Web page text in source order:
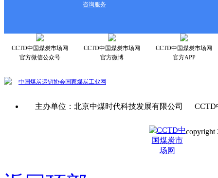
咨询服务
CCTD中国煤炭市场网
官方微信公众号
CCTD中国煤炭市场网
官方微博
CCTD中国煤炭市场网
官方APP
中国煤炭运销协会国家煤炭工业网
主办单位：北京中煤时代科技发展有限公司
copyright